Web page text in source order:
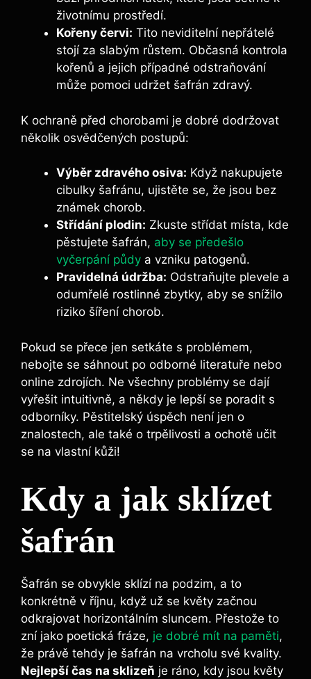
životnímu prostředí.
Kořeny červi: Tito neviditelní nepřátelé
stojí za slabým růstem. Občasná kontrola
kořenů a jejich případné odstraňování
může pomoci udržet šafrán zdravý.
K ochraně před chorobami je dobré dodržovat
několik osvědčených postupů:
Výběr zdravého osiva: Když nakupujete
cibulky šafránu, ujistěte se, že jsou bez
známek chorob.
Střídání plodin: Zkuste střídat místa, kde
pěstujete šafrán, aby se předešlo
vyčerpání půdy a vzniku patogenů.
Pravidelná údržba: Odstraňujte plevele a
odumřelé rostlinné zbytky, aby se snížilo
riziko šíření chorob.
Pokud se přece jen setkáte s problémem,
nebojte se sáhnout po odborné literatuře nebo
online zdrojích. Ne všechny problémy se dají
vyřešit intuitivně, a někdy je lepší se poradit s
odborníky. Pěstitelský úspěch není jen o
znalostech, ale také o trpělivosti a ochotě učit
se na vlastní kůži!
Kdy a jak sklízet
šafrán
Šafrán se obvykle sklízí na podzim, a to
konkrétně v říjnu, když už se květy začnou
odkrajovat horizontálním sluncem. Přestože to
zní jako poetická fráze, je dobré mít na paměti,
že právě tehdy je šafrán na vrcholu své kvality.
Nejlepší čas na sklizeň je ráno, kdy jsou květy